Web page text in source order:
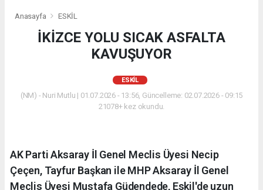
Anasayfa ESKİL
İKİZCE YOLU SICAK ASFALTA
KAVUŞUYOR
ESKİL
(NM) - Nuri Mutlu | 01.07.2026 - 13:56, Güncelleme: 02.07.2026 - 09:15
21078+ kez okundu.
AK Parti Aksaray İl Genel Meclis Üyesi Necip
Çeçen, Tayfur Başkan ile MHP Aksaray İl Genel
Meclis Üyesi Mustafa Güdendede, Eskil'de uzun